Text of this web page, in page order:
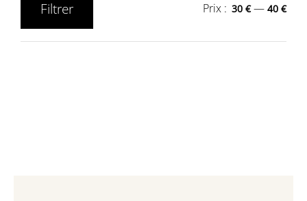
Filtrer Prix : 30 €—40 €